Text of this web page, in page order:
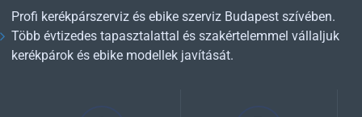
Profi kerékpárszerviz és ebike szerviz Budapest szívében.
Több évtizedes tapasztalattal és szakértelemmel vállaljuk
kerékpárok és ebike modellek javítását.